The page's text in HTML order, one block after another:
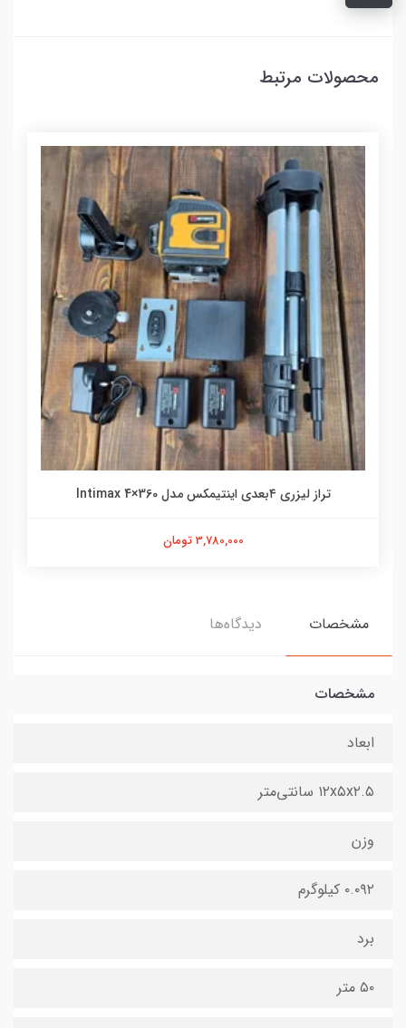
محصولات مرتبط
تراز لیزری ۴بعدی اینتیمکس مدل Intimax 4×360
3,780,000 تومان
مشخصات دیدگاه‌ها
مشخصات
ابعاد
۱۲x۵x۲.۵ سانتی‌متر
وزن
۰.۰۹۲ کیلوگرم
برد
۵۰ متر